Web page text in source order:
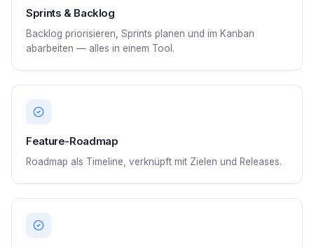
Sprints & Backlog
Backlog priorisieren, Sprints planen und im Kanban
abarbeiten — alles in einem Tool.
Feature-Roadmap
Roadmap als Timeline, verknüpft mit Zielen und Releases.